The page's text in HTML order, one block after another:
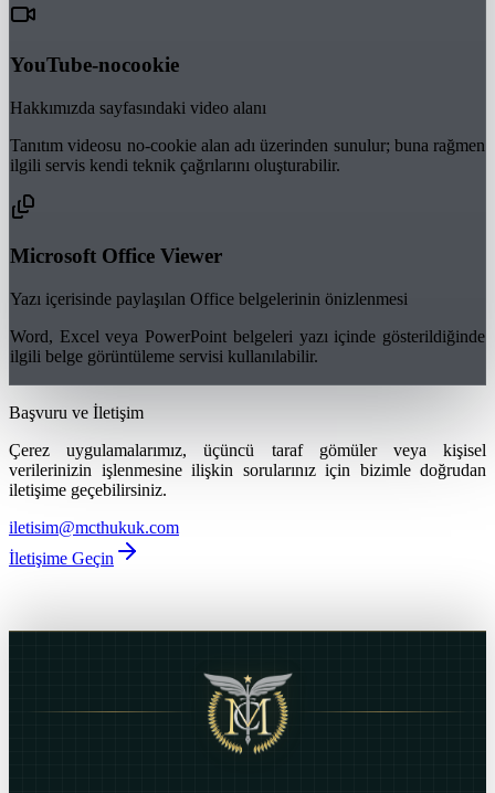
YouTube-nocookie
Hakkımızda sayfasındaki video alanı
Tanıtım videosu no-cookie alan adı üzerinden sunulur; buna rağmen
ilgili servis kendi teknik çağrılarını oluşturabilir.
Microsoft Office Viewer
Yazı içerisinde paylaşılan Office belgelerinin önizlenmesi
Word, Excel veya PowerPoint belgeleri yazı içinde gösterildiğinde
ilgili belge görüntüleme servisi kullanılabilir.
Başvuru ve İletişim
Çerez uygulamalarımız, üçüncü taraf gömüler veya kişisel
verilerinizin işlenmesine ilişkin sorularınız için bizimle doğrudan
iletişime geçebilirsiniz.
iletisim@mcthukuk.com
İletişime Geçin